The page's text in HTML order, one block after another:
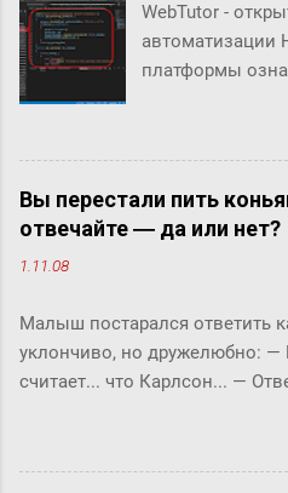
WebTutor -
автоматизации
платформы
собственный
дополнять/
инструменты
процессов,
получать
В системе
разрабатывать
согласований
Вы перестали пить
отвечайте ― да или нет?
1.11.08
Малыш постарался ответить
уклончиво, но дружелюбно: ―
считает... что Карлсон... ―
Карлсон должен у нас
хотела... ― снова попытался